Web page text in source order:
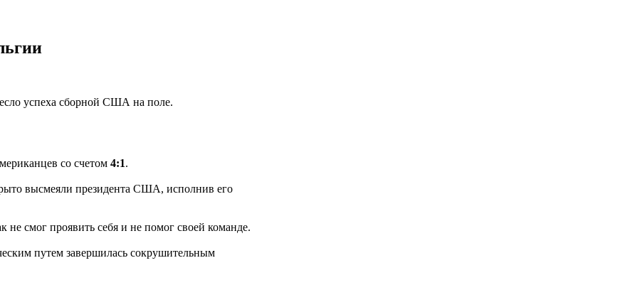
успеха сборной США на поле.
со счетом 4:1.
высмеяли президента США, исполнив его
смог проявить себя и не помог своей команде.
путем завершилась сокрушительным